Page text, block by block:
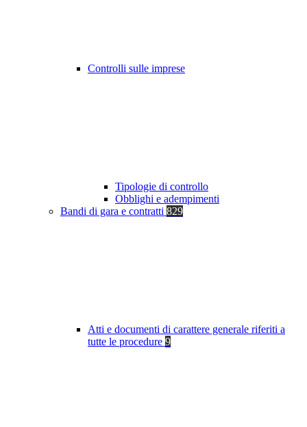
Controlli sulle imprese
Tipologie di controllo
Obblighi e adempimenti
Bandi di gara e contratti 829
Atti e documenti di carattere generale riferiti a
tutte le procedure 9